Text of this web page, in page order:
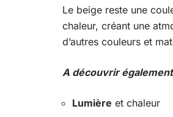
Le beige reste une
chaleur, créant une
d’autres couleurs et
A découvrir
Lumière et chaleur